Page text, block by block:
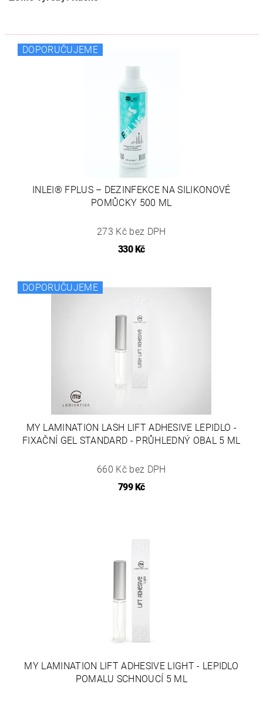
DOPORUČUJEME
INLEI® FPLUS – DEZINFEKCE NA SILIKONOVÉ
POMŮCKY 500 ML
273 Kč bez DPH
330 Kč
DOPORUČUJEME
MY LAMINATION LASH LIFT ADHESIVE LEPIDLO -
FIXAČNÍ GEL STANDARD - PRŮHLEDNÝ OBAL 5 ML
660 Kč bez DPH
799 Kč
MY LAMINATION LIFT ADHESIVE LIGHT - LEPIDLO
POMALU SCHNOUCÍ 5 ML